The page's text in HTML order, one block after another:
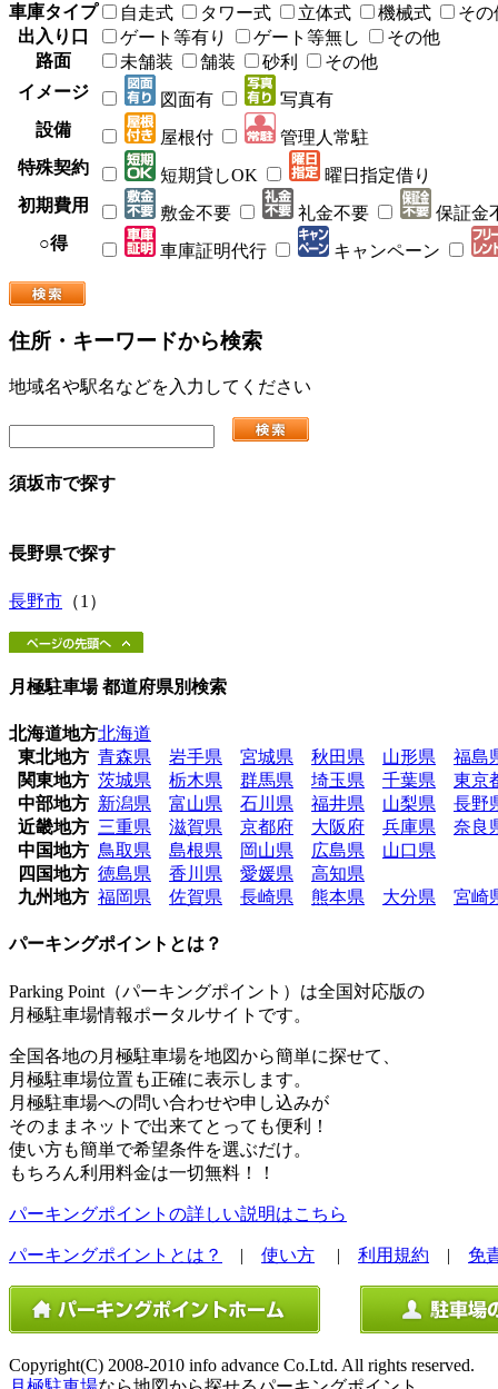
車庫タイプ
自走式 タワー式 立体式 機械式
その
出入り口
ゲート等有り ゲート等無し
その他
路面
未舗装 舗装 砂利
その他
イメージ
図面有
写真有
設備
屋根付
管理人常駐
特殊契約
短期貸しOK
曜日指定借り
初期費用
敷金不要 礼金不要 保証金
○得
車庫証明代行 キャンペーン
住所・キーワードから検索
地域名や駅名などを入力してください
須坂市で探す
長野県で探す
長野市 （1）
月極駐車場 都道府県別検索
北海道地方北海道
東北地方 青森県 岩手県 宮城県 秋田県 山形県
福島
関東地方 茨城県 栃木県 群馬県 埼玉県 千葉県 東京
中部地方 新潟県 富山県 石川県 福井県 山梨県 長野
近畿地方 三重県 滋賀県 京都府 大阪府 兵庫県 奈良
中国地方 鳥取県 島根県 岡山県 広島県
山口県
四国地方 徳島県 香川県 愛媛県
高知県
九州地方 福岡県 佐賀県 長崎県 熊本県 大分県 宮崎
パーキングポイントとは？
Parking Point（パーキングポイント）は全国対応版の
月極駐車場情報ポータルサイトです。
全国各地の月極駐車場を地図から簡単に探せて、
月極駐車場位置も正確に表示します。
月極駐車場への問い合わせや申し込みが
そのままネットで出来てとっても便利！
使い方も簡単で希望条件を選ぶだけ。
もちろん利用料金は一切無料！！
パーキングポイントの詳しい説明はこちら
パーキングポイントとは？ | 使い方 | 利用規約 | 免
Copyright(C) 2008-2010 info advance Co.Ltd. All rights reserved.